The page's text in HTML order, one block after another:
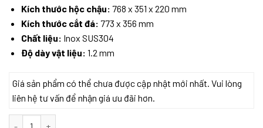
Kích thước hộc chậu: 768 x 351 x 220 mm
Kích thước cắt đá: 773 x 356 mm
Chất liệu: Inox SUS304
Độ dày vật liệu: 1.2 mm
Giá sản phẩm có thể chưa được cập nhật mới nhất. Vui lòng
liên hệ tư vấn để nhận giá ưu đãi hơn.